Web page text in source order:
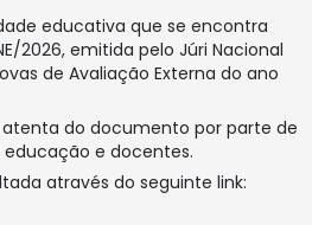
educativa que se encontra
2026, emitida pelo Júri Nacional
de Avaliação Externa do ano
do documento por parte de
e docentes.
através do seguinte link: